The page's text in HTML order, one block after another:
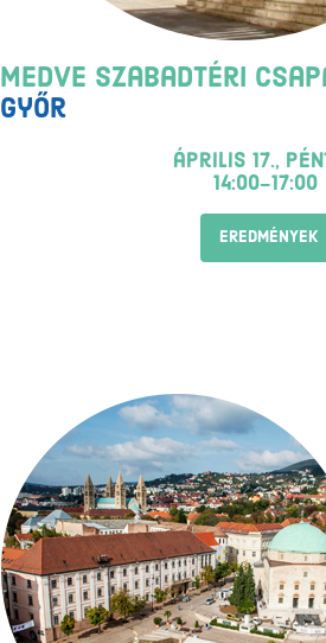
Medve Szabadtéri
Győr
április 17.,
14:00-17:00
EREDMÉNYEK